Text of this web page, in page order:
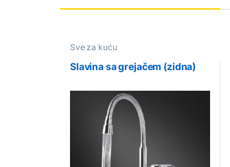
Sve za kuću
Slavina sa grejačem (zidna)